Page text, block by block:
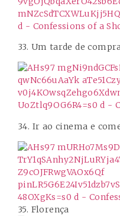
33. Um tarde de
34. Ir ao cinema e
35. Florença